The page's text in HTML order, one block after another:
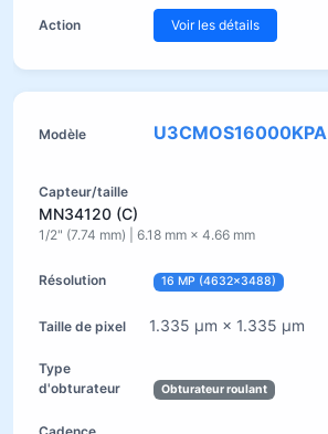
Voir les détails
U3CMOS16000KPA
MN34120 (C)
1/2" (7.74 mm) | 6.18 mm × 4.66 mm
16 MP (4632×3488)
1.335 µm × 1.335 µm
Obturateur roulant